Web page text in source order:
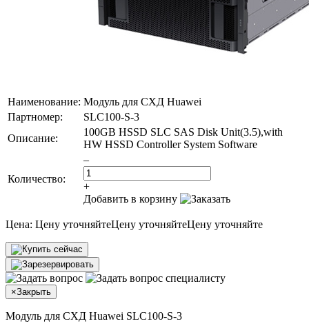
Наименование: Модуль для СХД Huawei
Партномер:
SLC100-S-3
Описание:
100GB HSSD SLC SAS Disk Unit(3.5),with
HW HSSD Controller System Software
Количество:
–
+
Добавить в корзину
Цена: Цену уточняйтеЦену уточняйтеЦену уточняйте
×Закрыть
Модуль для СХД Huawei SLC100-S-3